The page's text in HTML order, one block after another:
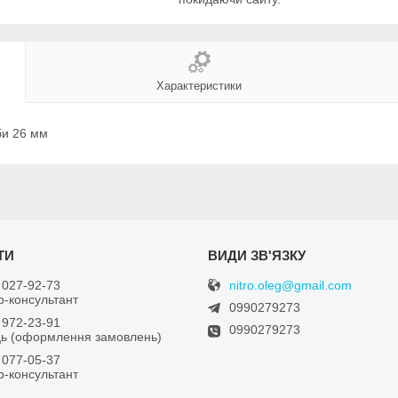
Характеристики
26 мм
92-73
23-91
(оформлення замовлень)
05-37
nitro.oleg@gmail.com
0990279273
0990279273